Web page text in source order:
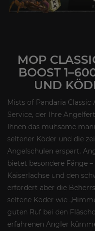
MOP
BOOST
UND
Mists of Pandaria
Service, der Ihre
Ihnen das mühsame
seltener Köder und die
Angelschulen erspart.
bietet besondere Fänge
Kaiserlachse und den
erfordert aber die
seltene Köder wie
guten Ruf bei den
erfahrenen Angler